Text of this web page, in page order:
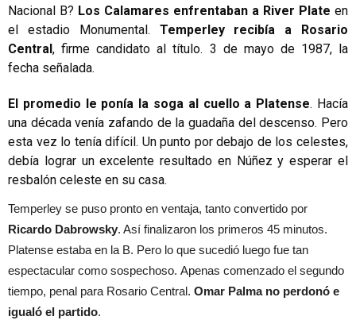
Nacional B? Los Calamares enfrentaban a River Plate en
el estadio Monumental. Temperley recibía a Rosario
Central, firme candidato al título. 3 de mayo de 1987, la
fecha señalada.
El promedio le ponía la soga al cuello a Platense. Hacía
una década venía zafando de la guadaña del descenso. Pero
esta vez lo tenía difícil. Un punto por debajo de los celestes,
debía lograr un excelente resultado en Núñez y esperar el
resbalón celeste en su casa.
Temperley se puso pronto en ventaja, tanto convertido por
Ricardo Dabrowsky. Así finalizaron los primeros 45 minutos.
Platense estaba en la B. Pero lo que sucedió luego fue tan
espectacular como sospechoso. Apenas comenzado el segundo
tiempo, penal para Rosario Central. Omar Palma no perdonó e
igualó el partido.